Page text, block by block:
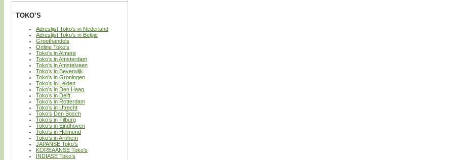
TOKO’S
Adreslijst Toko’s in Nederland
Adreslijst Toko’s in België
Groothandels
Online Toko’s
Toko’s in Almere
Toko’s in Amsterdam
Toko’s in Amstelveen
Toko’s in Beverwijk
Toko’s in Groningen
Toko’s in Leiden
Toko’s in Den Haag
Toko’s in Delft
Toko’s in Rotterdam
Toko’s in Utrecht
Toko’s Den Bosch
Toko’s in Tilburg
Toko’s in Eindhoven
Toko’s in Helmond
Toko’s in Arnhem
JAPANSE Toko’s
KOREAANSE Toko’s
INDIASE Toko’s